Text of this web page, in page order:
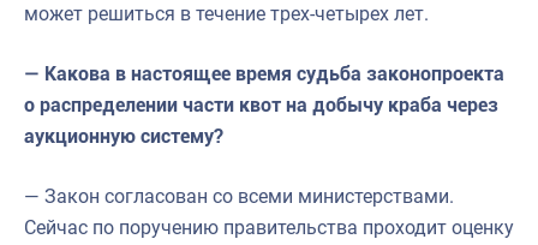
может решиться в течение трех-четырех лет.
— Какова в настоящее время судьба законопроекта
о распределении части квот на добычу краба через
аукционную систему?
— Закон согласован со всеми министерствами.
Сейчас по поручению правительства проходит оценку